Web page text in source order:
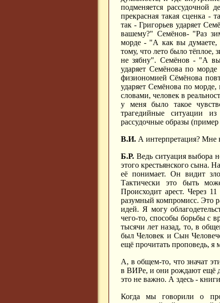
подменяется рассудочной
прекрасная такая сценка -
так - Григорьев ударяет
вашему?" Семёнов- "Раз
морде - "А как вы думаете,
тому, что лето было тёплое,
не зябну". Семёнов - "А вы
ударяет Семёнова по
физиономией Сёмёнова
ударяет Семёнова по
словами, человек в
у меня было такое
трагедийные ситуации
рассудочные образы
В.И. А интерпретация? Мне
Б.Р. Ведь ситуация выбора
этого крестьянского сына.
её понимает. Он видит
Тактически это быть
Происходит арест. Через
разумный компромисс. Это
идей. Я могу
чего-то, способы борьбы с
тысячи лет назад, то, в
был Человек и Сын
ещё прочитать проповедь, я
А, в общем-то, что значат
в ВИРе, и они рождают ещё
это не важно. А здесь -
Когда мы говорили о